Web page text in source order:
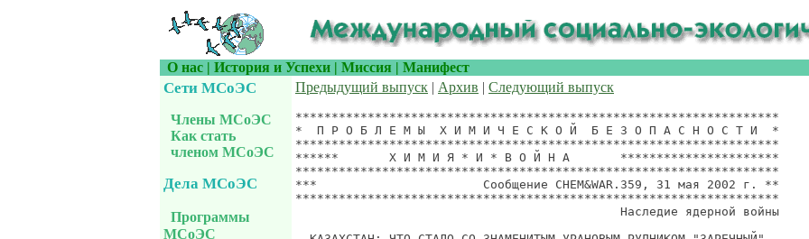
О нас | История и Успехи | Миссия | Манифест
Сети МСоЭС
Члены МСоЭС
Как стать
членом МСоЭС
Дела МСоЭС
Программы
МСоЭС
Предыдущий выпуск | Архив | Следующий выпуск
*******************************************************************
*  П Р О Б Л Е М Ы  Х И М И Ч Е С К О Й  Б Е З О П А С Н О С Т И  *
*******************************************************************
******       Х И М И Я * И * В О Й Н А       **********************
*******************************************************************
***                       Сообщение CHEM&WAR.359, 31 мая 2002 г. **
*******************************************************************
                                             Наследие ядерной войны